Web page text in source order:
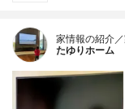
家情報の紹介
たゆりホーム